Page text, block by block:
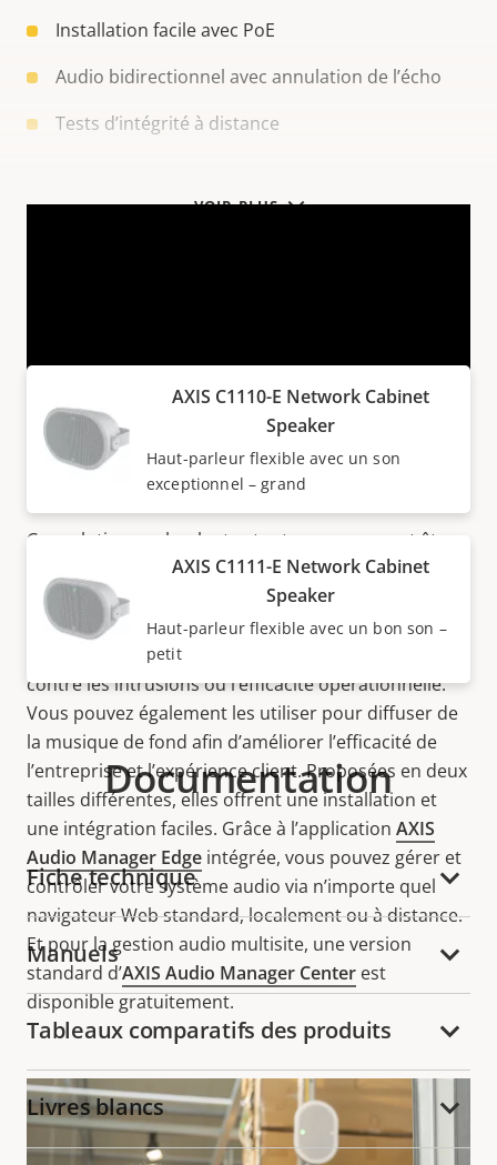
VOIR PLUS
Installation facile avec PoE
Audio bidirectionnel avec annulation de l’écho
Tests d’intégrité à distance
Haut-parleurs polyvalents
Ces solutions polyvalentes tout-en-un peuvent être
sonorisation publiquecourante en
direct, ainsi que pour les messages vocaux pré-
enregistrés, programmés ou déclenchés par un
événement concernant la sécurité, la protection
contre les intrusions ou l’efficacité opérationnelle.
Vous pouvez également les utiliser pour diffuser de
la musique de fond afin d’améliorer l’efficacité de
l’entreprise et l’expérience client. Proposées en deux
tailles différentes, elles offrent une installation et
une intégration faciles. Grâce à l’application AXIS
Audio Manager Edge intégrée, vous pouvez gérer et
contrôler votre système audio via n’importe quel
navigateur Web standard, localement ou à distance.
Et pour la gestion audio multisite, une version
standard d’AXIS Audio Manager Center est
disponible gratuitement.
AXIS C1110-E Network Cabinet
Speaker
Haut-parleur flexible avec un son
exceptionnel – grand
AXIS C1111-E Network Cabinet
Speaker
Haut-parleur flexible avec un bon son –
petit
Documentation
Fiche technique
Manuels
Tableaux comparatifs des produits
Livres blancs